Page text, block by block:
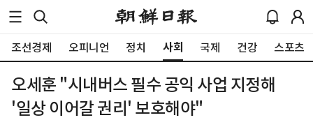
조선경제 오피니언 정치 사회 국제 건강 스포츠
오세훈 "시내버스 필수 공익 사업 지정해
'일상 이어갈 권리' 보호해야"